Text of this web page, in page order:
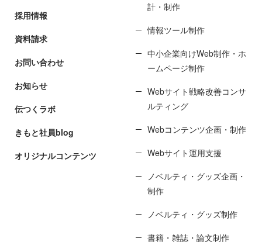
採用情報
資料請求
お問い合わせ
お知らせ
伝つくラボ
きもと社員blog
オリジナルコンテンツ
計・制作
情報ツール制作
中小企業向けWeb制作・ホ
ームページ制作
Webサイト戦略改善コンサ
ルティング
Webコンテンツ企画・制作
Webサイト運用支援
ノベルティ・グッズ企画・
制作
ノベルティ・グッズ制作
書籍・雑誌・論文制作